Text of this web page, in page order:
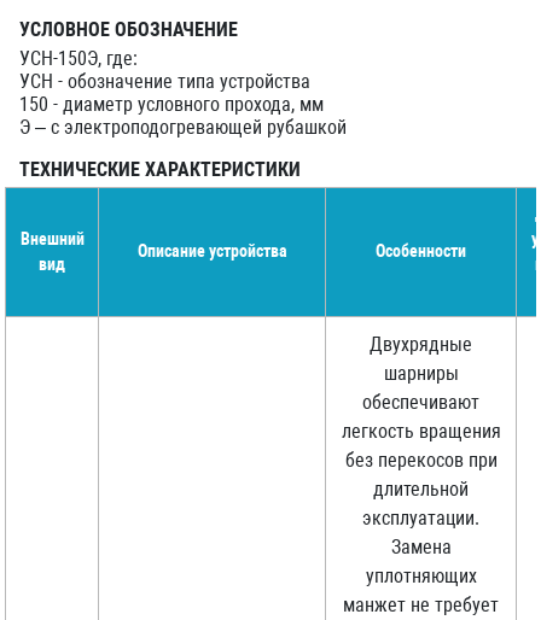
УСЛОВНОЕ ОБОЗНАЧЕНИЕ
УСН-150Э, где:
УСН - обозначение типа устройства
150 - диаметр условного прохода, мм
Э – с электроподогревающей рубашкой
ТЕХНИЧЕСКИЕ ХАРАКТЕРИСТИКИ
Внешний
вид
Описание устройства Особенности
Двухрядные
шарниры
обеспечивают
легкость вращения
без перекосов при
длительной
эксплуатации.
Замена
уплотняющих
манжет не требует